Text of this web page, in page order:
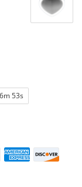
m52s